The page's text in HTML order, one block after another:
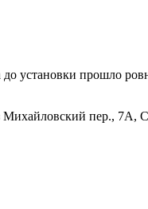
до установки прошло
Михайловский пер., 7А,